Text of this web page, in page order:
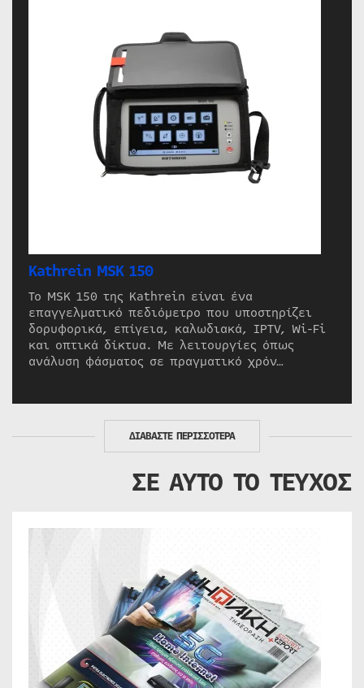
Kathrein MSK 150
Το MSK 150 της Kathrein είναι ένα
επαγγελματικό πεδιόμετρο που υποστηρίζει
δορυφορικά, επίγεια, καλωδιακά, IPTV, Wi-Fi
και οπτικά δίκτυα. Με λειτουργίες όπως
ανάλυση φάσματος σε πραγματικό χρόν…
ΔΙΑΒΑΣΤΕ ΠΕΡΙΣΣΟΤΕΡΑ
ΣΕ ΑΥΤΟ ΤΟ ΤΕΥΧΟΣ